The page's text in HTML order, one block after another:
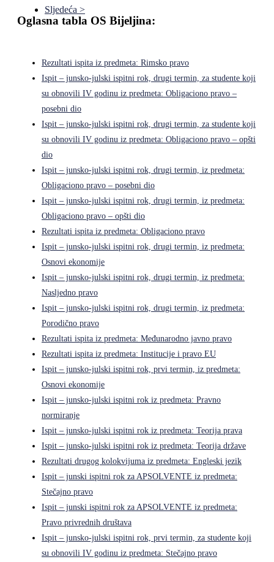
Sljedeća >
Oglasna tabla OS Bijeljina:
Rezultati ispita iz predmeta: Rimsko pravo
Ispit – junsko-julski ispitni rok, drugi termin, za studente koji
su obnovili IV godinu iz predmeta: Obligaciono pravo –
posebni dio
Ispit – junsko-julski ispitni rok, drugi termin, za studente koji
su obnovili IV godinu iz predmeta: Obligaciono pravo – opšti
dio
Ispit – junsko-julski ispitni rok, drugi termin, iz predmeta:
Obligaciono pravo – posebni dio
Ispit – junsko-julski ispitni rok, drugi termin, iz predmeta:
Obligaciono pravo – opšti dio
Rezultati ispita iz predmeta: Obligaciono pravo
Ispit – junsko-julski ispitni rok, drugi termin, iz predmeta:
Osnovi ekonomije
Ispit – junsko-julski ispitni rok, drugi termin, iz predmeta:
Nasljedno pravo
Ispit – junsko-julski ispitni rok, drugi termin, iz predmeta:
Porodično pravo
Rezultati ispita iz predmeta: Međunarodno javno pravo
Rezultati ispita iz predmeta: Institucije i pravo EU
Ispit – junsko-julski ispitni rok, prvi termin, iz predmeta:
Osnovi ekonomije
Ispit – junsko-julski ispitni rok iz predmeta: Pravno
normiranje
Ispit – junsko-julski ispitni rok iz predmeta: Teorija prava
Ispit – junsko-julski ispitni rok iz predmeta: Teorija države
Rezultati drugog kolokvijuma iz predmeta: Engleski jezik
Ispit – junski ispitni rok za APSOLVENTE iz predmeta:
Stečajno pravo
Ispit – junski ispitni rok za APSOLVENTE iz predmeta:
Pravo privrednih društava
Ispit – junsko-julski ispitni rok, prvi termin, za studente koji
su obnovili IV godinu iz predmeta: Stečajno pravo